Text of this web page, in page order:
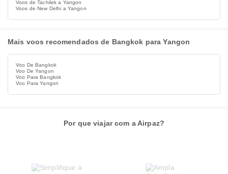
Voos de Tachilek a Yangon
Voos de New Delhi a Yangon
Mais voos recomendados de Bangkok para Yangon
Voo De Bangkok
Voo De Yangon
Voo Para Bangkok
Voo Para Yangon
Por que viajar com a Airpaz?